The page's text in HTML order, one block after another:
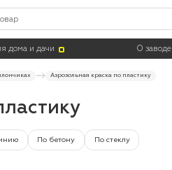
дома и дачи О заводе
Аэрозольная краска по пластику
По бетону По стеклу
Цвет